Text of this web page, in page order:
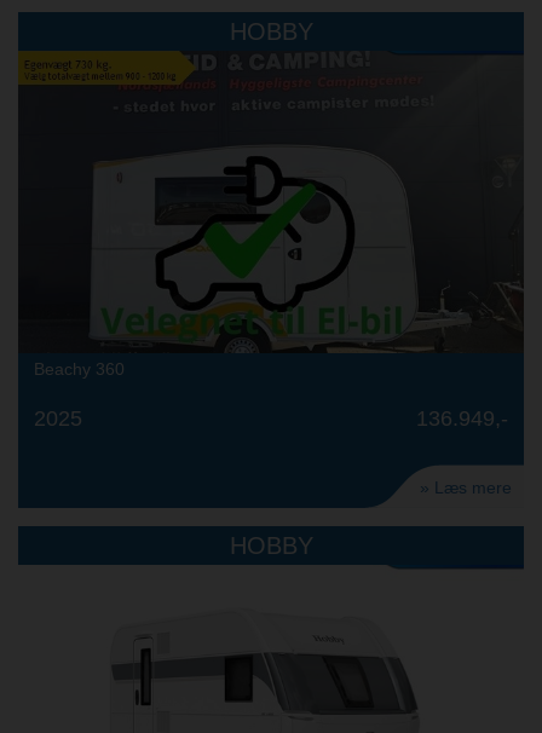
HOBBY
Beachy 360
2025 136.949,-
» Læs mere
HOBBY